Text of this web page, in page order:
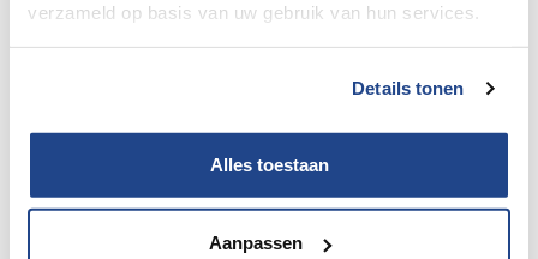
verzameld op basis van uw gebruik van hun services.
Details tonen
Alles toestaan
Aanpassen
Achterlicht / stoplicht